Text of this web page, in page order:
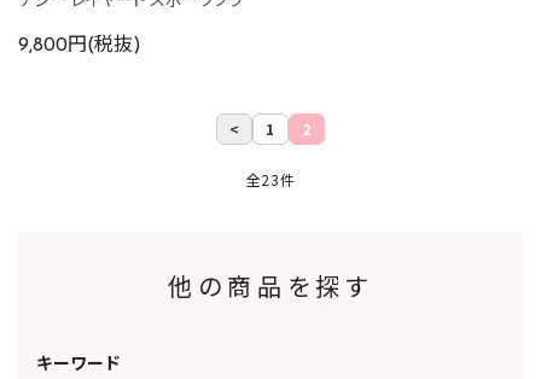
9,800円(税抜)
< 1 2
全23件
他の商品を探す
キーワード